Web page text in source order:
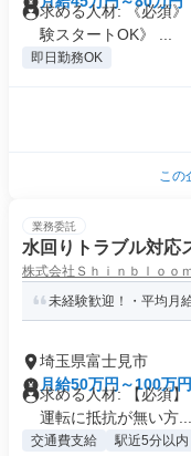
求める人材: 《必須
験スタートOK》 ...
即日勤務OK
この
業務委託
水回りトラブル対応
株式会社Ｓｈｉｎｂｌｏｏｍ
未経験歓迎！・平均月
埼玉県富士見市
月給50万円～100万円
求める人材: 【必須
運転に抵抗が無い方...
交通費支給 駅近5分以内